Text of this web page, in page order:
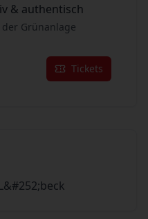
& authentisch
Grünanlage
Tickets